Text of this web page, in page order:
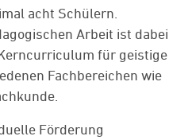
acht Schülern.
Arbeit ist dabei
für geistige
Fachbereichen wie
Förderung